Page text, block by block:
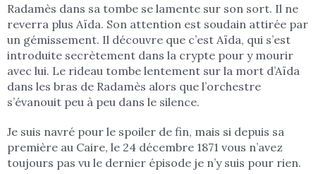
Radamès dans sa tombe se lamente sur son sort. Il ne
reverra plus Aïda. Son attention est soudain attirée par
un gémissement. Il découvre que c’est Aïda, qui s’est
introduite secrètement dans la crypte pour y mourir
avec lui. Le rideau tombe lentement sur la mort d’Aïda
dans les bras de Radamès alors que l’orchestre
s’évanouit peu à peu dans le silence.
Je suis navré pour le spoiler de fin, mais si depuis sa
première au Caire, le 24 décembre 1871 vous n’avez
toujours pas vu le dernier épisode je n’y suis pour rien.